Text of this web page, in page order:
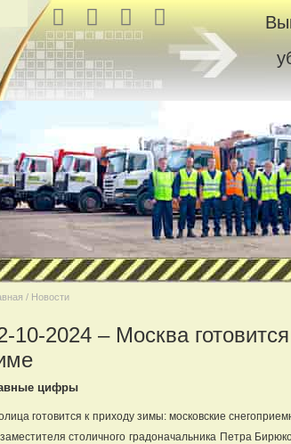
/ Новости
10-2024 – Москва
цифры
готовится к приходу зимы: московские
столичного градоначальника Петра